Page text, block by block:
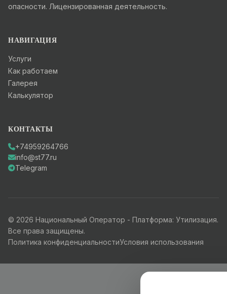
опасности. Лицензированная деятельность.
НАВИГАЦИЯ
Услуги
Как работаем
Галерея
Калькулятор
КОНТАКТЫ
+74959264766
info@st77.ru
Telegram
© 2026 Национальный Оператор - Платформа: Утилизация.
Все права защищены.
Политика конфиденциальностиУсловия использования